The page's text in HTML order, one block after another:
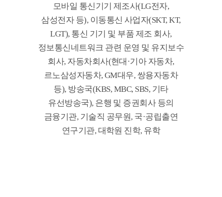
모바일 통신기기 제조사(LG전자,
삼성전자 등), 이동통신 사업자(SKT, KT,
LGT), 통신 기기 및 부품 제조 회사,
정보통신네트워크 관련 운영 및 유지보수
회사, 자동차회사(현대·기아 자동차,
르노삼성자동차, GM대우, 쌍용자동차
등), 방송국(KBS, MBC, SBS, 기타
유선방송국), 은행 및 증권회사 등의
금융기관, 기술직 공무원, 국·공립출연
연구기관, 대학원 진학, 유학